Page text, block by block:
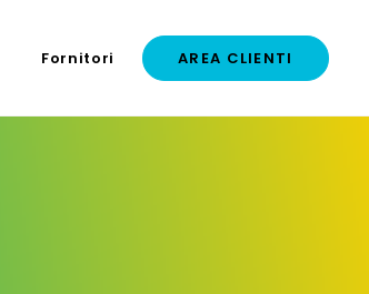
Fornitori AREA CLIENTI